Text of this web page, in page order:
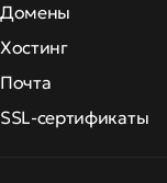
Домены
Хостинг
Почта
SSL-сертификаты